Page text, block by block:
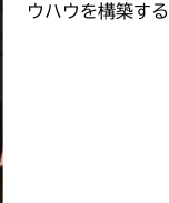
ウハウを構築する